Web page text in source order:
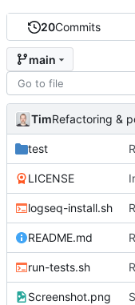
20Commits
main
Tim
test
LICENSE
logseq-install.sh
README.md
run-tests.sh
Screenshot.png